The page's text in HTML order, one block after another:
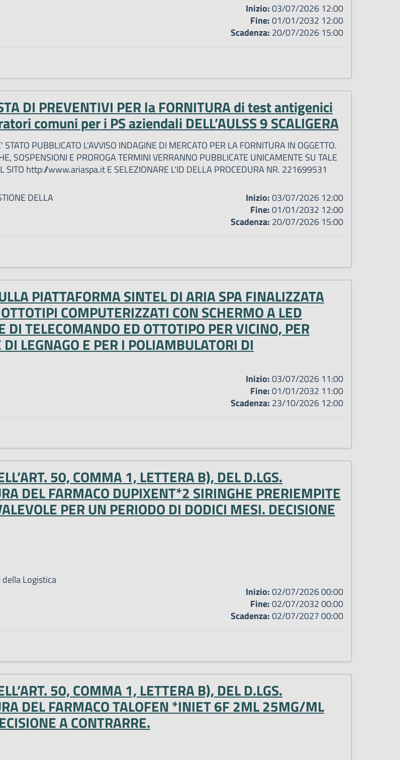
Inizio:03/07/2026 12:00
Fine:01/01/2032 12:00
Scadenza: 20/07/2026 15:00
DI PREVENTIVI PER la FORNITURA di test antigenici
comuni per i PS aziendali DELL’AULSS 9 SCALIGERA
PUBBLICATO L'AVVISO INDAGINE DI MERCATO PER LA FORNITURA IN OGGETTO.
SOSPENSIONI E PROROGA TERMINI VERRANNO PUBBLICATE UNICAMENTE SU TALE
SITO http://www.ariaspa.it E SELEZIONARE L'ID DELLA PROCEDURA NR. 221699531
DELLA
Inizio:03/07/2026 12:00
Fine:01/01/2032 12:00
Scadenza: 20/07/2026 15:00
PIATTAFORMA SINTEL DI ARIA SPA FINALIZZATA
COMPUTERIZZATI CON SCHERMO A LED
TELECOMANDO ED OTTOTIPO PER VICINO, PER
DI LEGNAGO E PER I POLIAMBULATORI DI
Inizio:03/07/2026 11:00
Fine:01/01/2032 11:00
Scadenza: 23/10/2026 12:00
50, COMMA 1, LETTERA B), DEL D.LGS.
DEL FARMACO DUPIXENT*2 SIRINGHE PRERIEMPITE
PER UN PERIODO DI DODICI MESI. DECISIONE
Logistica
Inizio:02/07/2026 00:00
Fine:02/07/2032 00:00
Scadenza:02/07/2027 00:00
50, COMMA 1, LETTERA B), DEL D.LGS.
DEL FARMACO TALOFEN *INIET 6F 2ML 25MG/ML
A CONTRARRE.